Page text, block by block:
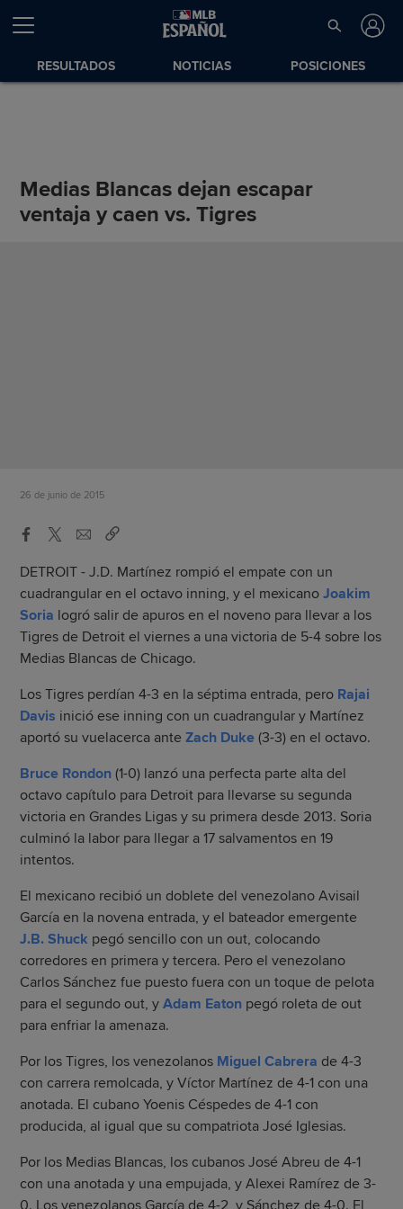
RESULTADOS NOTICIAS POSICIONES
Medias Blancas dejan escapar
ventaja y caen vs. Tigres
26 de junio de 2015
DETROIT - J.D. Martínez rompió el empate con un
cuadrangular en el octavo inning, y el mexicanoJoakim
Soria logró salir de apuros en el noveno para llevar a los
Tigres de Detroit el viernes a una victoria de 5-4 sobre los
Medias Blancas de Chicago.
Los Tigres perdían 4-3 en la séptima entrada, pero Rajai
Davis inició ese inning con un cuadrangular y Martínez
aportó su vuelacerca anteZach Duke (3-3) en el octavo.
Bruce Rondon (1-0) lanzó una perfecta parte alta del
octavo capítulo para Detroit para llevarse su segunda
victoria en Grandes Ligas y su primera desde 2013. Soria
culminó la labor para llegar a 17 salvamentos en 19
intentos.
El mexicano recibió un doblete del venezolano Avisail
García en la novena entrada, y el bateador emergente
J.B. Shuck pegó sencillo con un out, colocando
corredores en primera y tercera. Pero el venezolano
Carlos Sánchez fue puesto fuera con un toque de pelota
para el segundo out, yAdam Eaton pegó roleta de out
para enfriar la amenaza.
Por los Tigres, los venezolanos Miguel Cabrera de 4-3
con carrera remolcada, y Víctor Martínez de 4-1 con una
anotada. El cubano Yoenis Céspedes de 4-1 con
producida, al igual que su compatriota José Iglesias.
Por los Medias Blancas, los cubanos José Abreu de 4-1
con una anotada y una empujada, y Alexei Ramírez de 3-
0. Los venezolanos García de 4-2, y Sánchez de 4-0. El